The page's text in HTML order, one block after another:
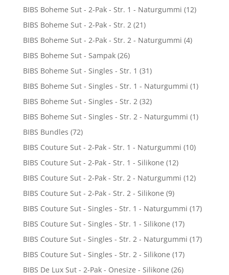
BIBS Boheme Sut - 2-Pak - Str. 1 - Naturgummi (12)
BIBS Boheme Sut - 2-Pak - Str. 2 (21)
BIBS Boheme Sut - 2-Pak - Str. 2 - Naturgummi (4)
BIBS Boheme Sut - Sampak (26)
BIBS Boheme Sut - Singles - Str. 1 (31)
BIBS Boheme Sut - Singles - Str. 1 - Naturgummi (1)
BIBS Boheme Sut - Singles - Str. 2 (32)
BIBS Boheme Sut - Singles - Str. 2 - Naturgummi (1)
BIBS Bundles (72)
BIBS Couture Sut - 2-Pak - Str. 1 - Naturgummi (10)
BIBS Couture Sut - 2-Pak - Str. 1 - Silikone (12)
BIBS Couture Sut - 2-Pak - Str. 2 - Naturgummi (12)
BIBS Couture Sut - 2-Pak - Str. 2 - Silikone (9)
BIBS Couture Sut - Singles - Str. 1 - Naturgummi (17)
BIBS Couture Sut - Singles - Str. 1 - Silikone (17)
BIBS Couture Sut - Singles - Str. 2 - Naturgummi (17)
BIBS Couture Sut - Singles - Str. 2 - Silikone (17)
BIBS De Lux Sut - 2-Pak - Onesize - Silikone (26)